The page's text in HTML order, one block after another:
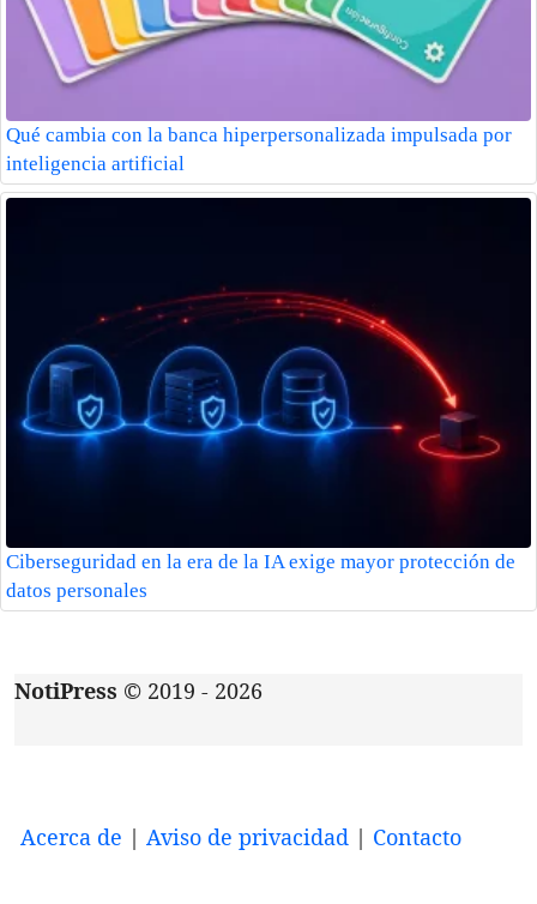
Qué cambia con la banca hiperpersonalizada impulsada por
inteligencia artificial
Ciberseguridad en la era de la IA exige mayor protección de
datos personales
NotiPress © 2019 - 2026
Acerca de | Aviso de privacidad | Contacto